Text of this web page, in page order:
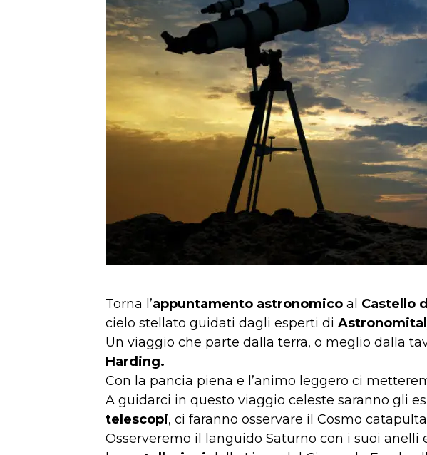
Torna l’appuntamento astronomico al Castello
cielo stellato guidati dagli esperti di
Un viaggio che parte dalla terra, o meglio dalla
Harding.
Con la pancia piena e l’animo leggero ci
A guidarci in questo viaggio celeste saranno gli
telescopi, ci faranno osservare il Cosmo
Osserveremo il languido Saturno con i suoi anelli